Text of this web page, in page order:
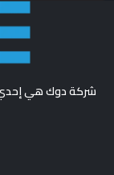
شركة دوك هي إحدي